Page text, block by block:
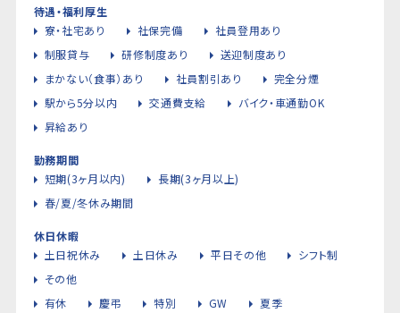
待遇・福利厚生
寮・社宅あり
社保完備
社員登用あり
制服貸与
研修制度あり
送迎制度あり
まかない（食事）あり
社員割引あり
完全分煙
駅から5分以内
交通費支給
バイク・車通勤OK
昇給あり
勤務期間
短期(3ヶ月以内)
長期(3ヶ月以上)
春/夏/冬休み期間
休日休暇
土日祝休み
土日休み 平日その他
シフト制
その他
有休
慶弔 特別 GW
夏季